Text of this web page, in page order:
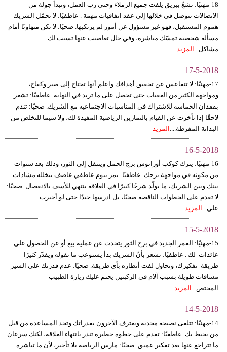
18-مهنيًا: تشعّ ببريق يلفت جميع الزملاء وحتى رب العمل، وتبدأ جولة من
الاتصالات تتوصل في خلالها إلى عقد اتفاقيات مهمة . عاطفيًا: لا تحمّل الشريك
هموم المستقبل، فهو غير مسؤول عن أمور لم يرتكبها. صحيًا: لا تكن متهاونًا أمام
مسألة شخصية تمسّك مباشرة، وفي حال تغاضيت عنها تسبب لك
مشاكل... المزيد
17-5-2018
17-مهنيًا: لا تتقاعس عن تحقيق أهدافك واعلم أنها تحتاج إلى صبر وكفاح،
ومواجهة الكثير من العقبات حتى تحصل على ما تريد في النهاية. عاطفيًا: تشعر
بفقدان الحماسة للاشتراك في المناسبات الاجتماعية مع الشريك. صحيًا: تندم
لاحقًا إذا تأخرت عن القيام بالتمارين الرياضية المفيدة لك، ولا سيما للتخلص من
البدانة المفرطة.... المزيد
16-5-2018
16-مهنيًا: يترك كوكب أورانوس برج الحمل وينتقل إلى الثور، وذلك بعد سنوات
من مكوثه في مواجهة برجك. عاطفيًا: تمر بيوم عاطفي عاصف تتخلله مشادات
بينك وبين الشريك، ما يولّد شرخًا كبيرًا في العلاقة ينتهي للأسف بالانفصال. صحيًا:
لا تقدم على الخطوات الناقصة صحيًا، بل ادرسها جيدًا حتى لو أجبرت
على... المزيد
15-5-2018
15-مهنيًا: القمر الجديد في برج الثور يتحدث عن عملية بيع أو عن الحصول على
عائدات لك . عاطفيًا: تشعر بأنّ الشريك بدأ يستوعب ما تقوله ويقدّر كثيرًا
طريقة تفكيرك، وتحاول لفت أنظاره بأي طريقة. صحيًا: عدم قدرتك على السير
مسافات طويلة بسبب آلام في الركبتين يحتم عليك زيارة الطبيب
المختص... المزيد
14-5-2018
14-مهنيًا: تتلقى نصيحة مجدية ويعترف الآخرون بقدراتك وتجد المساعدة من قبل
من يحيط بك. عاطفيًا: تقدم على خطوة خطيرة تنذر بانتهاء العلاقة، لكنك سرعان
ما تتراجع عنها بعد تفكير عميق. صحيًا: مارس الرياضة بلا تأخير، لأن ما تباشره